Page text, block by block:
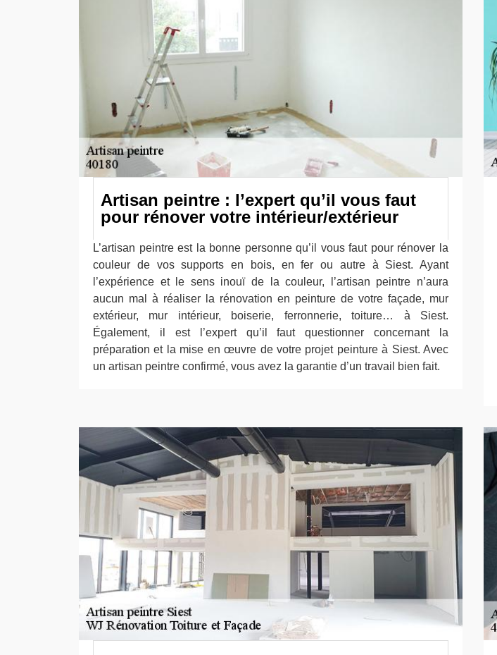
Artisan peintre : l’expert qu’il vous faut
pour rénover votre intérieur/extérieur
L’artisan peintre est la bonne personne qu’il vous faut pour rénover la
couleur de vos supports en bois, en fer ou autre à Siest. Ayant
l’expérience et le sens inouï de la couleur, l’artisan peintre n’aura
aucun mal à réaliser la rénovation en peinture de votre façade, mur
extérieur, mur intérieur, boiserie, ferronnerie, toiture… à Siest.
Également, il est l’expert qu’il faut questionner concernant la
préparation et la mise en œuvre de votre projet peinture à Siest. Avec
un artisan peintre confirmé, vous avez la garantie d’un travail bien fait.